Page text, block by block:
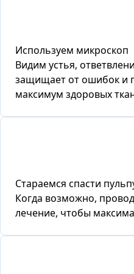
Используем микроскоп
Видим устья,
защищает от ошибок и
максимум здоровых
Стараемся спасти
Когда возможно,
лечение, чтобы